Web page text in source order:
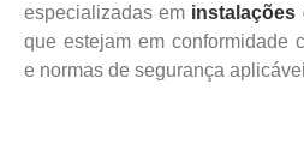
especializadas em instalações
que estejam em conformidade
e normas de segurança